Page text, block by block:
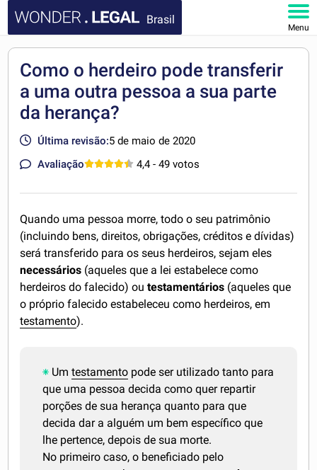
Brasil
Menu
DOCUMENTOS
MINHA CONTA
Como o herdeiro pode transferir
a uma outra pessoa a sua parte
da herança?
Última revisão:5 de maio de 2020
Avaliação
4,4 - 49 votos
Quando uma pessoa morre, todo o seu patrimônio
(incluindo bens, direitos, obrigações, créditos e dívidas)
será transferido para os seus herdeiros, sejam eles
necessários (aqueles que a lei estabelece como
herdeiros do falecido) outestamentários (aqueles que
o próprio falecido estabeleceu como herdeiros, em
testamento).
Umtestamento pode ser utilizado tanto para
que uma pessoa decida como quer repartir
porções de sua herança quanto para que
decida dar a alguém um bem específico que
lhe pertence, depois de sua morte.
No primeiro caso, o beneficiado pelo